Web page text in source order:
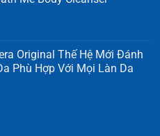
Original Thế Hệ Mới Đánh
Phù Hợp Với Mọi Làn Da